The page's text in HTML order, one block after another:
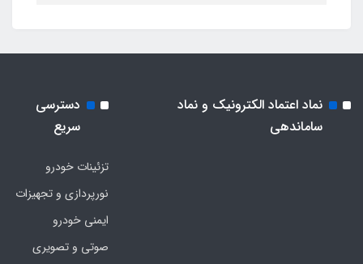
نماد اعتماد الکترونیک و نماد
ساماندهی
دسترسی
سریع
تزئینات خودرو
نورپردازی و تجهیزات
ایمنی خودرو
صوتی و تصویری